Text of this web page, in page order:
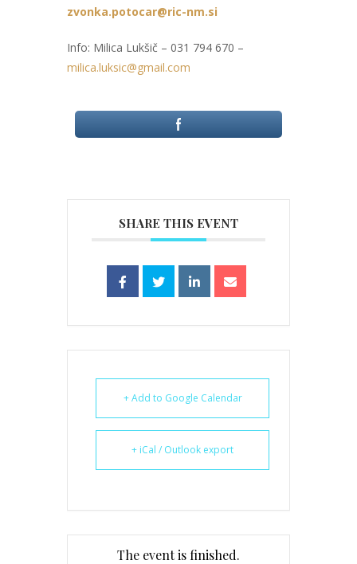
zvonka.potocar@ric-nm.si
Info: Milica Lukšič – 031 794 670 –
milica.luksic@gmail.com
SHARE THIS EVENT
+ Add to Google Calendar
+ iCal / Outlook export
The event is finished.